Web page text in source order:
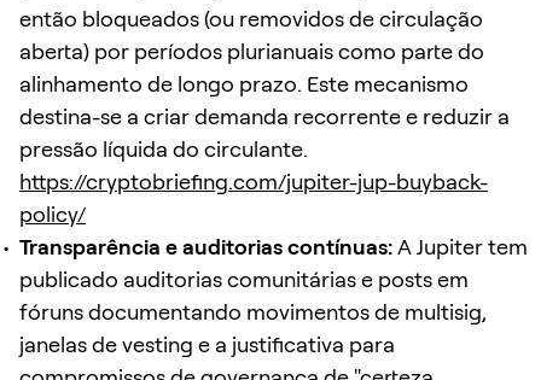
então bloqueados (ou removidos de circulação
aberta) por períodos plurianuais como parte do
alinhamento de longo prazo. Este mecanismo
destina-se a criar demanda recorrente e reduzir a
pressão líquida do circulante.
https://cryptobriefing.com/jupiter-jup-buyback-
policy/
Transparência e auditorias contínuas:A Jupiter tem
publicado auditorias comunitárias e posts em
fóruns documentando movimentos de multisig,
janelas de vesting e a justificativa para